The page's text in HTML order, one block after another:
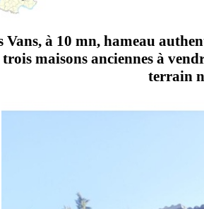
Vans, à 10 mn, hameau
trois maisons anciennes à
terrain